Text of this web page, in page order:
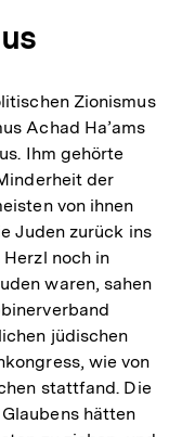
Zionismus
Achad Ha’ams
Ihm gehörte
der
von ihnen
Juden zurück ins
noch in
waren, sahen
jüdischen
wie von
stattfand. Die
hätten